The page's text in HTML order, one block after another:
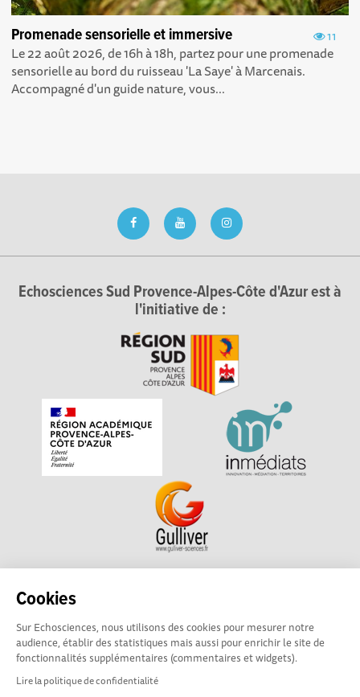
Cookies
Sur Echosciences, nous utilisons des cookies pour mesurer notre
audience, établir des statistiques mais aussi pour enrichir le site de
fonctionnalités supplémentaires (commentaires et widgets).
Lire la politique de confidentialité
11
Promenade sensorielle et immersive
Le 22 août 2026, de 16h à 18h, partez pour une promenade
sensorielle au bord du ruisseau 'La Saye' à Marcenais.
Accompagné d'un guide nature, vous...
Echosciences Sud Provence-Alpes-Côte d'Azur est à
l'initiative de :
Echosciences Sud Provence-Alpes-Côte d'Azur est à
académique pour la Recherche et l'Innovation Provence-
Alpes-Côte d'Azur. La plateforme est mise en oeuvre pour
vous parGulliver